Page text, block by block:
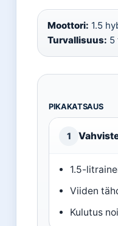
Moottori: 1.5
Turvallisuus: 5
PIKAKATSAUS
1
1.5-
Viiden
Kulutus